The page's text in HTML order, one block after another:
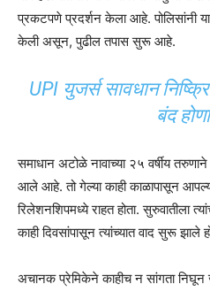
प्रकटपणे प्रदर्शन केला आहे. पोलिसांनी
केली असून, पुढील तपास सुरू आहे.
UPI युजर्स सावधान
बंद
समाधान अटोळे नावाच्या २५ वर्षीय
आले आहे. तो गेल्या काही काळापासून
रिलेशनशिपमध्ये राहत होता. सुरुवातीला
काही दिवसांपासून त्यांच्यात वाद सुरू झाले
अचानक प्रेमिकेने काहीच न सांगता